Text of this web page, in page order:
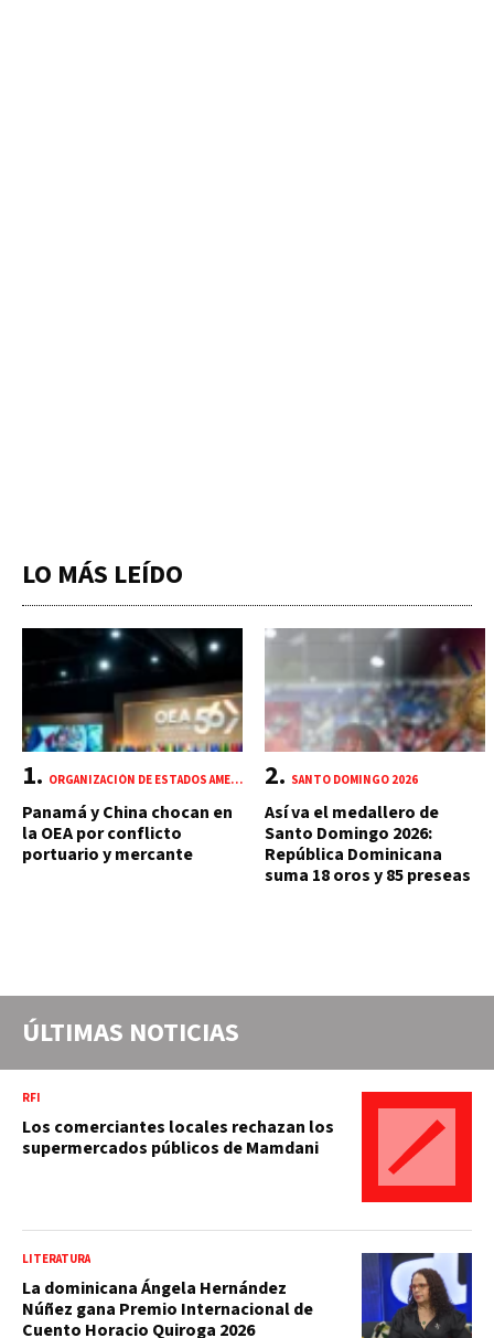
LO MÁS LEÍDO
ORGANIZACIÓN DE ESTADOS AMERICANOS (OEA)
Panamá y China chocan en
la OEA por conflicto
portuario y mercante
SANTO DOMINGO 2026
Así va el medallero de
Santo Domingo 2026:
República Dominicana
suma 18 oros y 85 preseas
ÚLTIMAS NOTICIAS
RFI
Los comerciantes locales rechazan los
supermercados públicos de Mamdani
LITERATURA
La dominicana Ángela Hernández
Núñez gana Premio Internacional de
Cuento Horacio Quiroga 2026